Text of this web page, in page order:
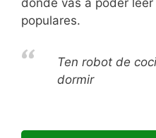
populares.
Ten robot de
dormir